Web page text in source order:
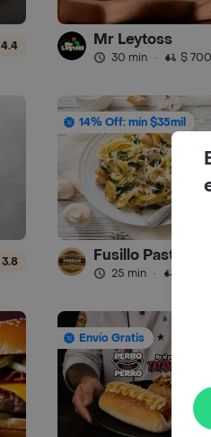
4.4 Mr Leytoss
30 min · $
3.8
14% Off: mín $35mil
Fusillo Pastas y
25 min ·
Envío Gratis